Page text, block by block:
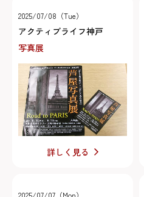
2025/07/08（Tue）
アクティブライフ神戸
写真展
詳しく見る
2025/07/07（Mon）